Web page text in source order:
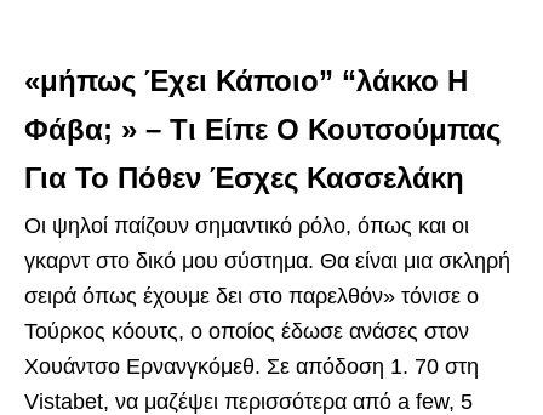
«μήπως Έχει Κάποιο” “λάκκο Η
Φάβα; » – Τι Είπε Ο Κουτσούμπας
Για Το Πόθεν Έσχες Κασσελάκη
Οι ψηλοί παίζουν σημαντικό ρόλο, όπως και οι
γκαρντ στο δικό μου σύστημα. Θα είναι μια σκληρή
σειρά όπως έχουμε δει στο παρελθόν» τόνισε ο
Τούρκος κόουτς, ο οποίος έδωσε ανάσες στον
Χουάντσο Ερνανγκόμεθ. Σε απόδοση 1. 70 στη
Vistabet, να μαζέψει περισσότερα από a few, 5